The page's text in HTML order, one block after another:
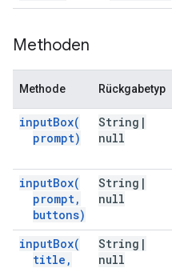
Methoden
Methode Rückgabetyp
inputBox(
prompt)
String |
null
inputBox(
prompt,
buttons)
String |
null
inputBox(
title ,
String |
null